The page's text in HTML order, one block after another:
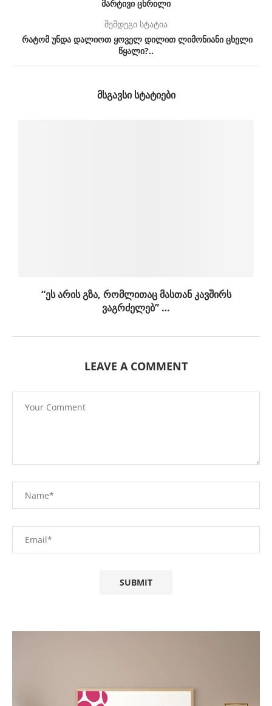
მარტივი ცხრილი
შემდეგი სტატია
რატომ უნდა დალიოთ ყოველ დილით ლიმონიანი ცხელი
წყალი?..
ᲛᲡᲒᲐᲕᲡᲘ ᲡᲢᲐᲢᲘᲔᲑᲘ
“ეს არის გზა, რომლითაც მასთან კავშირს
ვაგრძელებ” …
LEAVE A COMMENT